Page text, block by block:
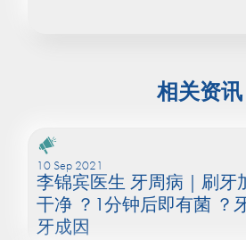
相关资讯
10 Sep 2021
李锦宾医生 牙周病｜刷牙
干净 ？1分钟后即有菌 ？
牙成因